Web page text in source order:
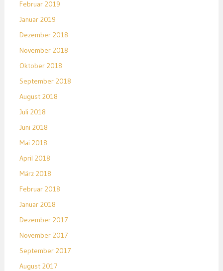
Februar 2019
Januar 2019
Dezember 2018
November 2018
Oktober 2018
September 2018
August 2018
Juli 2018
Juni 2018
Mai 2018
April 2018
März 2018
Februar 2018
Januar 2018
Dezember 2017
November 2017
September 2017
August 2017